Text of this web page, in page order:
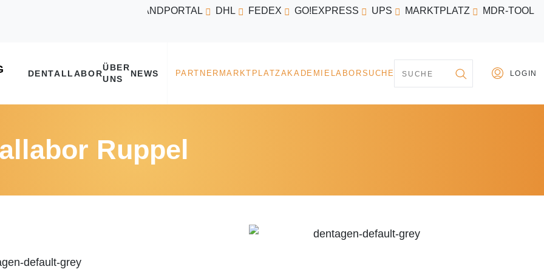
VERSANDPORTAL DHL FEDEX GO!EXPRESS UPS MARKTPLATZ MDR-TOOL
Ruppel